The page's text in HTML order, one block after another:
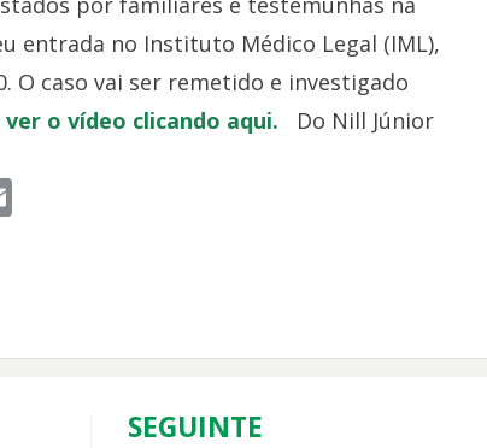
entrada no Instituto Médico Legal (IML),
O caso vai ser remetido e investigado
o vídeo clicando aqui. Do Nill Júnior
E
SEGUINTE